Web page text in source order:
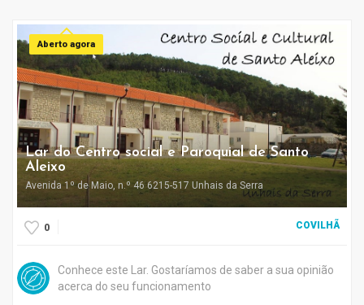
Aberto agora
Lar do Centro social e Paroquial de Santo
Aleixo
Avenida 1º de Maio, n.º 46 6215-517 Unhais da Serra
0 COVILHÃ
Conhece este Lar. Gostaríamos de saber a sua opinião
acerca do seu funcionamento